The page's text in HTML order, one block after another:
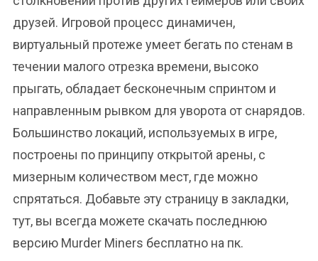
друзей. Игровой процесс динамичен,
виртуальный протеже умеет бегать по стенам в
течении малого отрезка времени, высоко
прыгать, обладает бесконечным спринтом и
направленным рывком для уворота от снарядов.
Большинство локаций, используемых в игре,
построены по принципу открытой арены, с
мизерным количеством мест, где можно
спрятаться. Добавьте эту страницу в закладки,
тут, вы всегда можете скачать последнюю
версию Murder Miners бесплатно на пк.